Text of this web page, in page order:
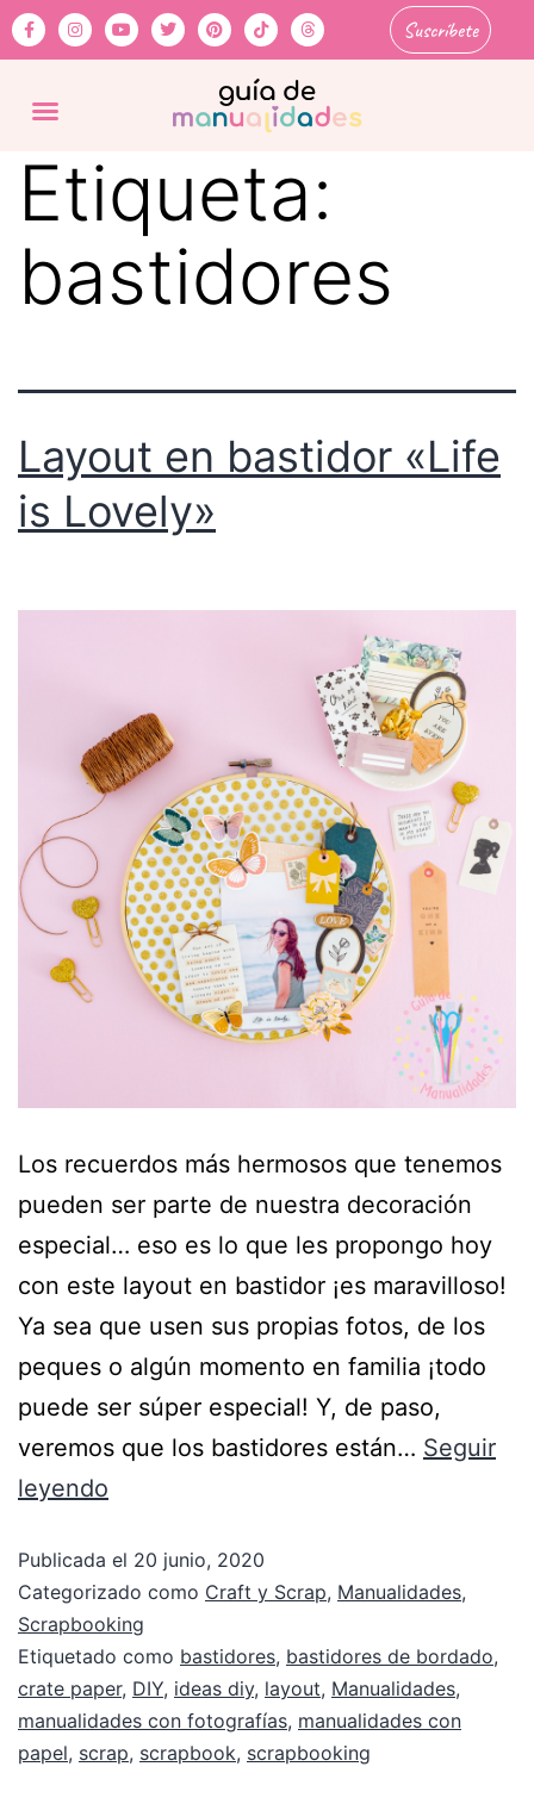
Suscríbete
Etiqueta:
bastidores
Layout en bastidor «Life
is Lovely»
Los recuerdos más hermosos que tenemos
pueden ser parte de nuestra decoración
especial… eso es lo que les propongo hoy
con este layout en bastidor ¡es maravilloso!
Ya sea que usen sus propias fotos, de los
peques o algún momento en familia ¡todo
puede ser súper especial! Y, de paso,
veremos que los bastidores están… Seguir
leyendo
Publicada el 20 junio, 2020
Categorizado como Craft y Scrap, Manualidades,
Scrapbooking
Etiquetado como bastidores, bastidores de bordado,
crate paper, DIY, ideas diy, layout, Manualidades,
manualidades con fotografías, manualidades con
papel, scrap, scrapbook, scrapbooking